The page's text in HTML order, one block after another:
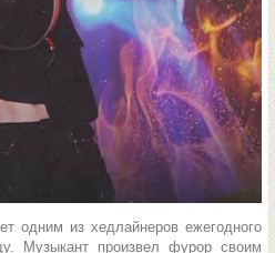
одним из хедлайнеров ежегодного
Музыкант произвел фурор своим